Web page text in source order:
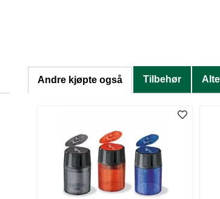
Andre kjøpte også Tilbehør